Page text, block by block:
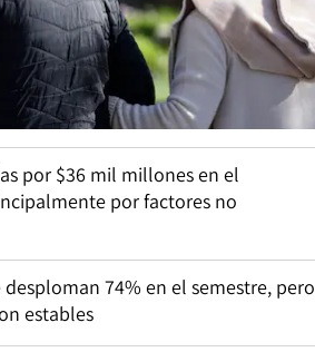
por $36 mil millones en el
por factores no
desploman 74% en el semestre, pero
estables